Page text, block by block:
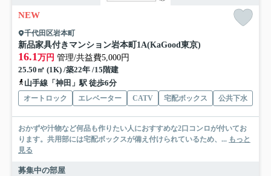
NEW
千代田区岩本町
新品家具付きマンション岩本町1A(KaGood東京)
16.1万円 管理/共益費5,000円
25.50㎡ (1K) /築22年 /15階建
山手線「神田」駅 徒歩6分
オートロック エレベーター CATV 宅配ボックス 公共下水
おかずや汁物など何品も作りたい人におすすめな2口コンロが付いてお
ります。共用部には宅配ボックスが備え付けられているため、... もっと
見る
募集中の部屋